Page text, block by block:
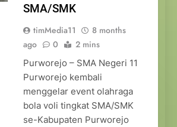
SMA/SMK
timMedia11
8 months
ago
0 2 mins
Purworejo – SMA Negeri 11
Purworejo kembali
menggelar event olahraga
bola voli tingkat SMA/SMK
se-Kabupaten Purworejo